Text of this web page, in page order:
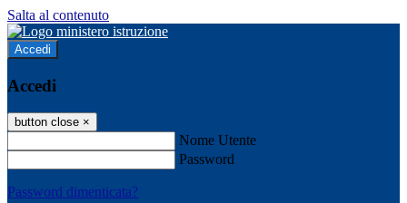
Salta al contenuto
Accedi
Accedi
button close ×
Nome Utente
Password
Password dimenticata?